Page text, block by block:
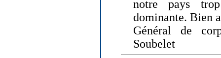
notre pays
dominante. Bien
Général de
Soubelet